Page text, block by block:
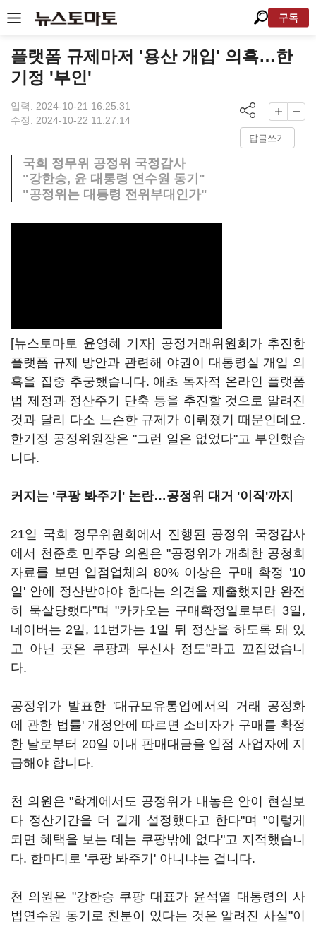
구독
플랫폼 규제마저 '용산 개입' 의혹…한
기정 '부인'
입력: 2024-10-21 16:25:31
수정: 2024-10-22 11:27:14
답글쓰기
국회 정무위 공정위 국정감사
"강한승, 윤 대통령 연수원 동기"
"공정위는 대통령 전위부대인가"
[뉴스토마토 윤영혜 기자] 공정거래위원회가 추진한
플랫폼 규제 방안과 관련해 야권이 대통령실 개입 의
혹을 집중 추궁했습니다. 애초 독자적 온라인 플랫폼
법 제정과 정산주기 단축 등을 추진할 것으로 알려진
것과 달리 다소 느슨한 규제가 이뤄졌기 때문인데요.
한기정 공정위원장은 "그런 일은 없었다"고 부인했습
니다.
커지는 '쿠팡 봐주기' 논란…공정위 대거 '이직'까지
21일 국회 정무위원회에서 진행된 공정위 국정감사
에서 천준호 민주당 의원은 "공정위가 개최한 공청회
자료를 보면 입점업체의 80% 이상은 구매 확정 '10
일' 안에 정산받아야 한다는 의견을 제출했지만 완전
히 묵살당했다"며 "카카오는 구매확정일로부터 3일,
네이버는 2일, 11번가는 1일 뒤 정산을 하도록 돼 있
고 아닌 곳은 쿠팡과 무신사 정도"라고 꼬집었습니
다.
공정위가 발표한 '대규모유통업에서의 거래 공정화
에 관한 법률' 개정안에 따르면 소비자가 구매를 확정
한 날로부터 20일 이내 판매대금을 입점 사업자에 지
급해야 합니다.
천 의원은 "학계에서도 공정위가 내놓은 안이 현실보
다 정산기간을 더 길게 설정했다고 한다"며 "이렇게
되면 혜택을 보는 데는 쿠팡밖에 없다"고 지적했습니
다. 한마디로 '쿠팡 봐주기' 아니냐는 겁니다.
천 의원은 "강한승 쿠팡 대표가 윤석열 대통령의 사
법연수원 동기로 친분이 있다는 것은 알려진 사실"이